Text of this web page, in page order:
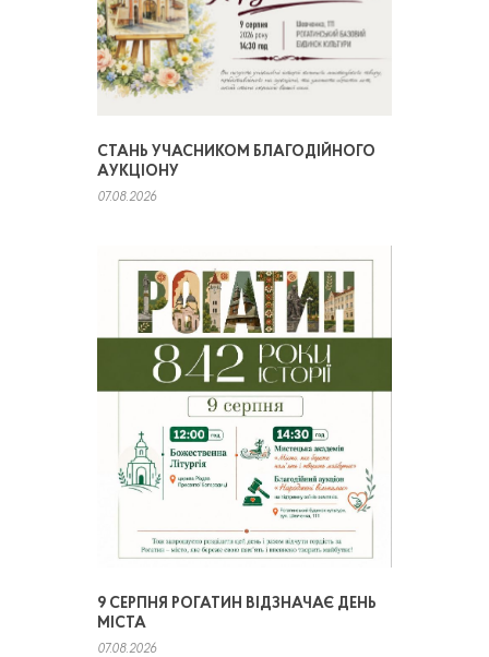
СТАНЬ УЧАСНИКОМ БЛАГОДІЙНОГО
АУКЦІОНУ
07.08.2026
9 СЕРПНЯ РОГАТИН ВІДЗНАЧАЄ ДЕНЬ
МІСТА
07.08.2026